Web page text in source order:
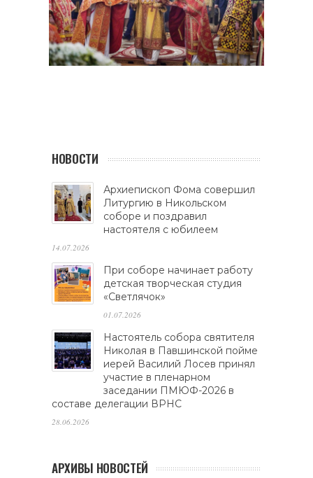
НОВОСТИ
Архиепископ Фома совершил
Литургию в Никольском
соборе и поздравил
настоятеля с юбилеем
14.07.2026
При соборе начинает работу
детская творческая студия
«Светлячок»
01.07.2026
Настоятель собора святителя
Николая в Павшинской пойме
иерей Василий Лосев принял
участие в пленарном
заседании ПМЮФ-2026 в
составе делегации ВРНС
28.06.2026
АРХИВЫ НОВОСТЕЙ